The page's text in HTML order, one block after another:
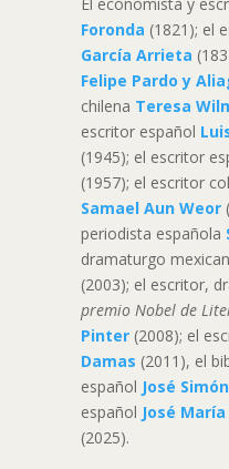
El economista y
Foronda (1821); el
García Arrieta
Felipe Pardo y
chilena Teresa
escritor español
(1945); el escritor
(1957); el escritor
Samael Aun Weor
periodista española
dramaturgo
(2003); el escritor,
premio Nobel de
Pinter(2008); el
Damas (2011), el
español José
español José
(2025).